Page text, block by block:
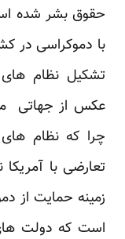
حقوق بشر شده
با دموکراسی در
تشکیل نظام
عکس از جهاتی
چرا که نظام های
تعارضی با
زمینه حمایت از
است که دولت